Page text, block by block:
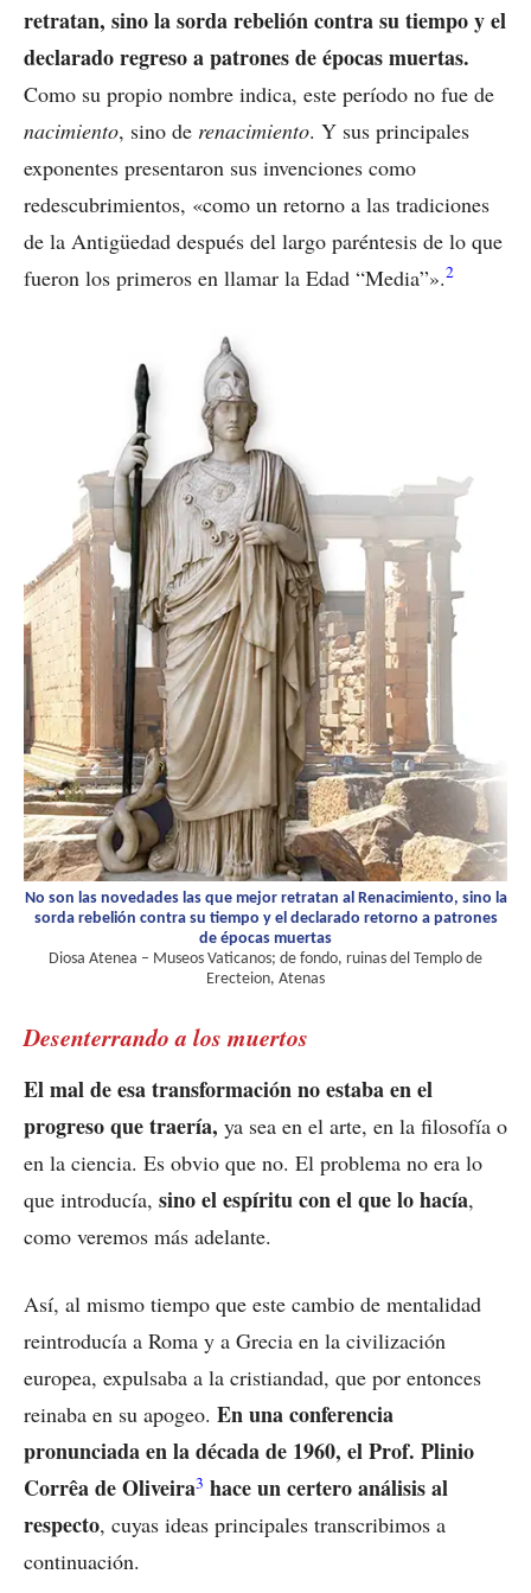
retratan, sino la sorda rebelión contra su tiempo y el
declarado regreso a patrones de épocas muertas.
Como su propio nombre indica, este período no fue de
nacimiento, sino de renacimiento. Y sus principales
exponentes presentaron sus invenciones como
redescubrimientos, «como un retorno a las tradiciones
de la Antigüedad después del largo paréntesis de lo que
fueron los primeros en llamar la Edad “Media”».2
No son las novedades las que mejor retratan al Renacimiento, sino la
sorda rebelión contra su tiempo y el declarado retorno a patrones
de épocas muertas
Diosa Atenea – Museos Vaticanos; de fondo, ruinas del Templo de
Erecteion, Atenas
Desenterrando a los muertos
El mal de esa transformación no estaba en el
progreso que traería, ya sea en el arte, en la filosofía o
en la ciencia. Es obvio que no. El problema no era lo
que introducía, sino el espíritu con el que lo hacía,
como veremos más adelante.
Así, al mismo tiempo que este cambio de mentalidad
reintroducía a Roma y a Grecia en la civilización
europea, expulsaba a la cristiandad, que por entonces
reinaba en su apogeo. En una conferencia
pronunciada en la década de 1960, el Prof. Plinio
Corrêa de Oliveira3 hace un certero análisis al
respecto, cuyas ideas principales transcribimos a
continuación.